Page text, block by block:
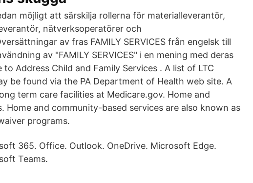
möjligt att särskilja rollerna för materialleverantör,
nätverksoperatörer och
av fras FAMILY SERVICES från engelsk till
av "FAMILY SERVICES" i en mening med deras
Address Child and Family Services . A list of LTC
be found via the PA Department of Health web site. A
term care facilities at Medicare.gov. Home and
Home and community-based services are also known as
programs.
365. Office. Outlook. OneDrive. Microsoft Edge.
Teams.